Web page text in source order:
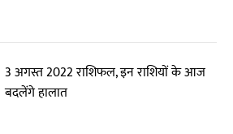
3 अगस्त 2022 राशिफल, इन राशियों के आज
बदलेंगे हालात